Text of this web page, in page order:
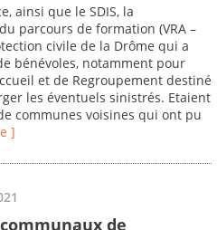
ainsi que le SDIS, la
parcours de formation (VRA –
civile de la Drôme qui a
bénévoles, notamment pour
et de Regroupement destiné
les éventuels sinistrés. Etaient
communes voisines qui ont pu
]
de